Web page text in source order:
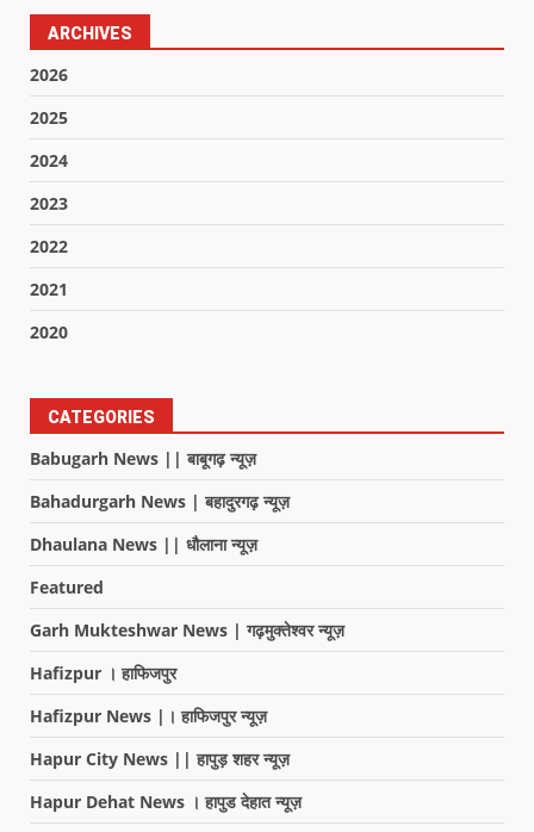
ARCHIVES
2026
2025
2024
2023
2022
2021
2020
CATEGORIES
Babugarh News || बाबूगढ़ न्यूज़
Bahadurgarh News | बहादुरगढ़ न्यूज़
Dhaulana News || धौलाना न्यूज़
Featured
Garh Mukteshwar News | गढ़मुक्तेश्वर न्यूज़
Hafizpur । हाफिजपुर
Hafizpur News |। हाफिजपुर न्यूज़
Hapur City News || हापुड़ शहर न्यूज़
Hapur Dehat News । हापुड देहात न्यूज़